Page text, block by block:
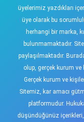
üyelerimiz yazdıkları
üye olarak bu
herhangi bir marka,
bulunmamaktadır.
paylaşılmaktadır.
olup, gerçek kurum ve
Gerçek kurum ve
Sitemiz, kar amacı
platformudur.
düşündüğünüz içerikleri,